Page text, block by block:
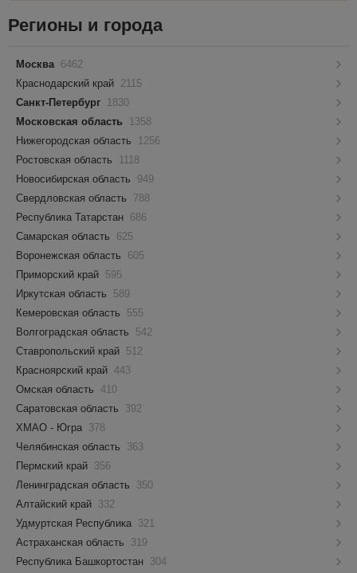
Регионы и города
Москва 6462
Краснодарский край 2115
Санкт-Петербург
1830
Московская область
1358
Нижегородская область
1256
Ростовская область
1118
Новосибирская область
949
Свердловская область
788
Республика Татарстан 686
Самарская область
625
Воронежская область
605
Приморский край 595
Иркутская область
589
Кемеровская область
555
Волгоградская область
542
Ставропольский край 512
Красноярский край 443
Омская область 410
Саратовская область
392
ХМАО - Югра 378
Челябинская область
363
Пермский край 356
Ленинградская область
350
Алтайский край 332
Удмуртская Республика 321
Астраханская область
319
Республика Башкортостан 304